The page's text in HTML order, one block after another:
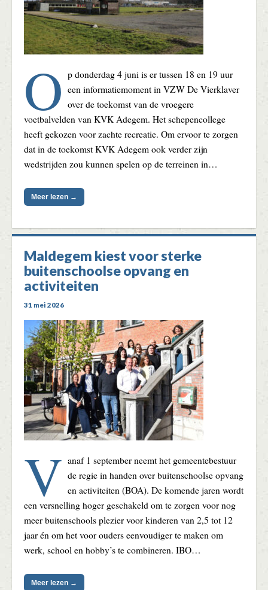
O p donderdag 4 juni is er tussen 18 en 19 uur
een informatiemoment in VZW De Vierklaver
over de toekomst van de vroegere
voetbalvelden van KVK Adegem. Het schepencollege
heeft gekozen voor zachte recreatie. Om ervoor te zorgen
dat in de toekomst KVK Adegem ook verder zijn
wedstrijden zou kunnen spelen op de terreinen in…
Meer lezen →
Maldegem kiest voor sterke
buitenschoolse opvang en
activiteiten
31 mei 2026
V anaf 1 september neemt het gemeentebestuur
de regie in handen over buitenschoolse opvang
en activiteiten (BOA). De komende jaren wordt
een versnelling hoger geschakeld om te zorgen voor nog
meer buitenschools plezier voor kinderen van 2,5 tot 12
jaar én om het voor ouders eenvoudiger te maken om
werk, school en hobby’s te combineren. IBO…
Meer lezen →